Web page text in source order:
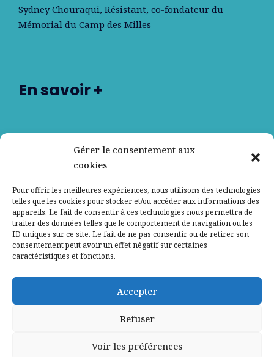
Gérer le consentement aux
cookies
Pour offrir les meilleures expériences, nous utilisons des technologies
telles que les cookies pour stocker et/ou accéder aux informations des
appareils. Le fait de consentir à ces technologies nous permettra de
traiter des données telles que le comportement de navigation ou les
ID uniques sur ce site. Le fait de ne pas consentir ou de retirer son
consentement peut avoir un effet négatif sur certaines
caractéristiques et fonctions.
Accepter
Refuser
Voir les préférences
Sydney Chouraqui, Résistant, co-fondateur du
Mémorial du Camp des Milles
En savoir +
Contactez-nous
Mentions légales